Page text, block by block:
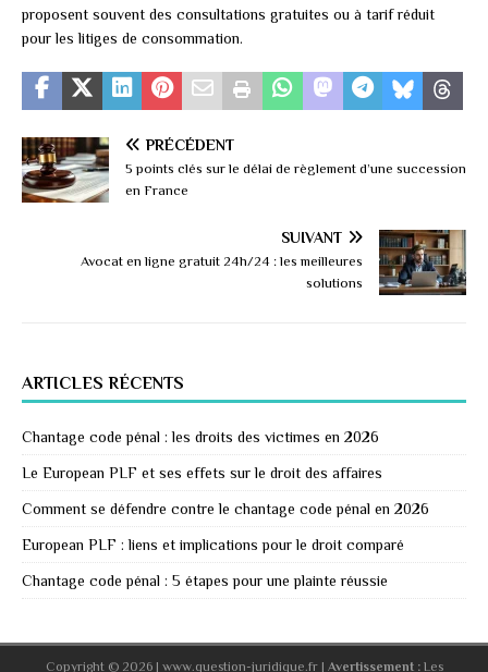
proposent souvent des consultations gratuites ou à tarif réduit
pour les litiges de consommation.
PRÉCÉDENT
5 points clés sur le délai de règlement d’une succession
en France
SUIVANT
Avocat en ligne gratuit 24h/24 : les meilleures
solutions
ARTICLES RÉCENTS
Chantage code pénal : les droits des victimes en 2026
Le European PLF et ses effets sur le droit des affaires
Comment se défendre contre le chantage code pénal en 2026
European PLF : liens et implications pour le droit comparé
Chantage code pénal : 5 étapes pour une plainte réussie
Copyright © 2026 | www.question-juridique.fr | Avertissement :Les